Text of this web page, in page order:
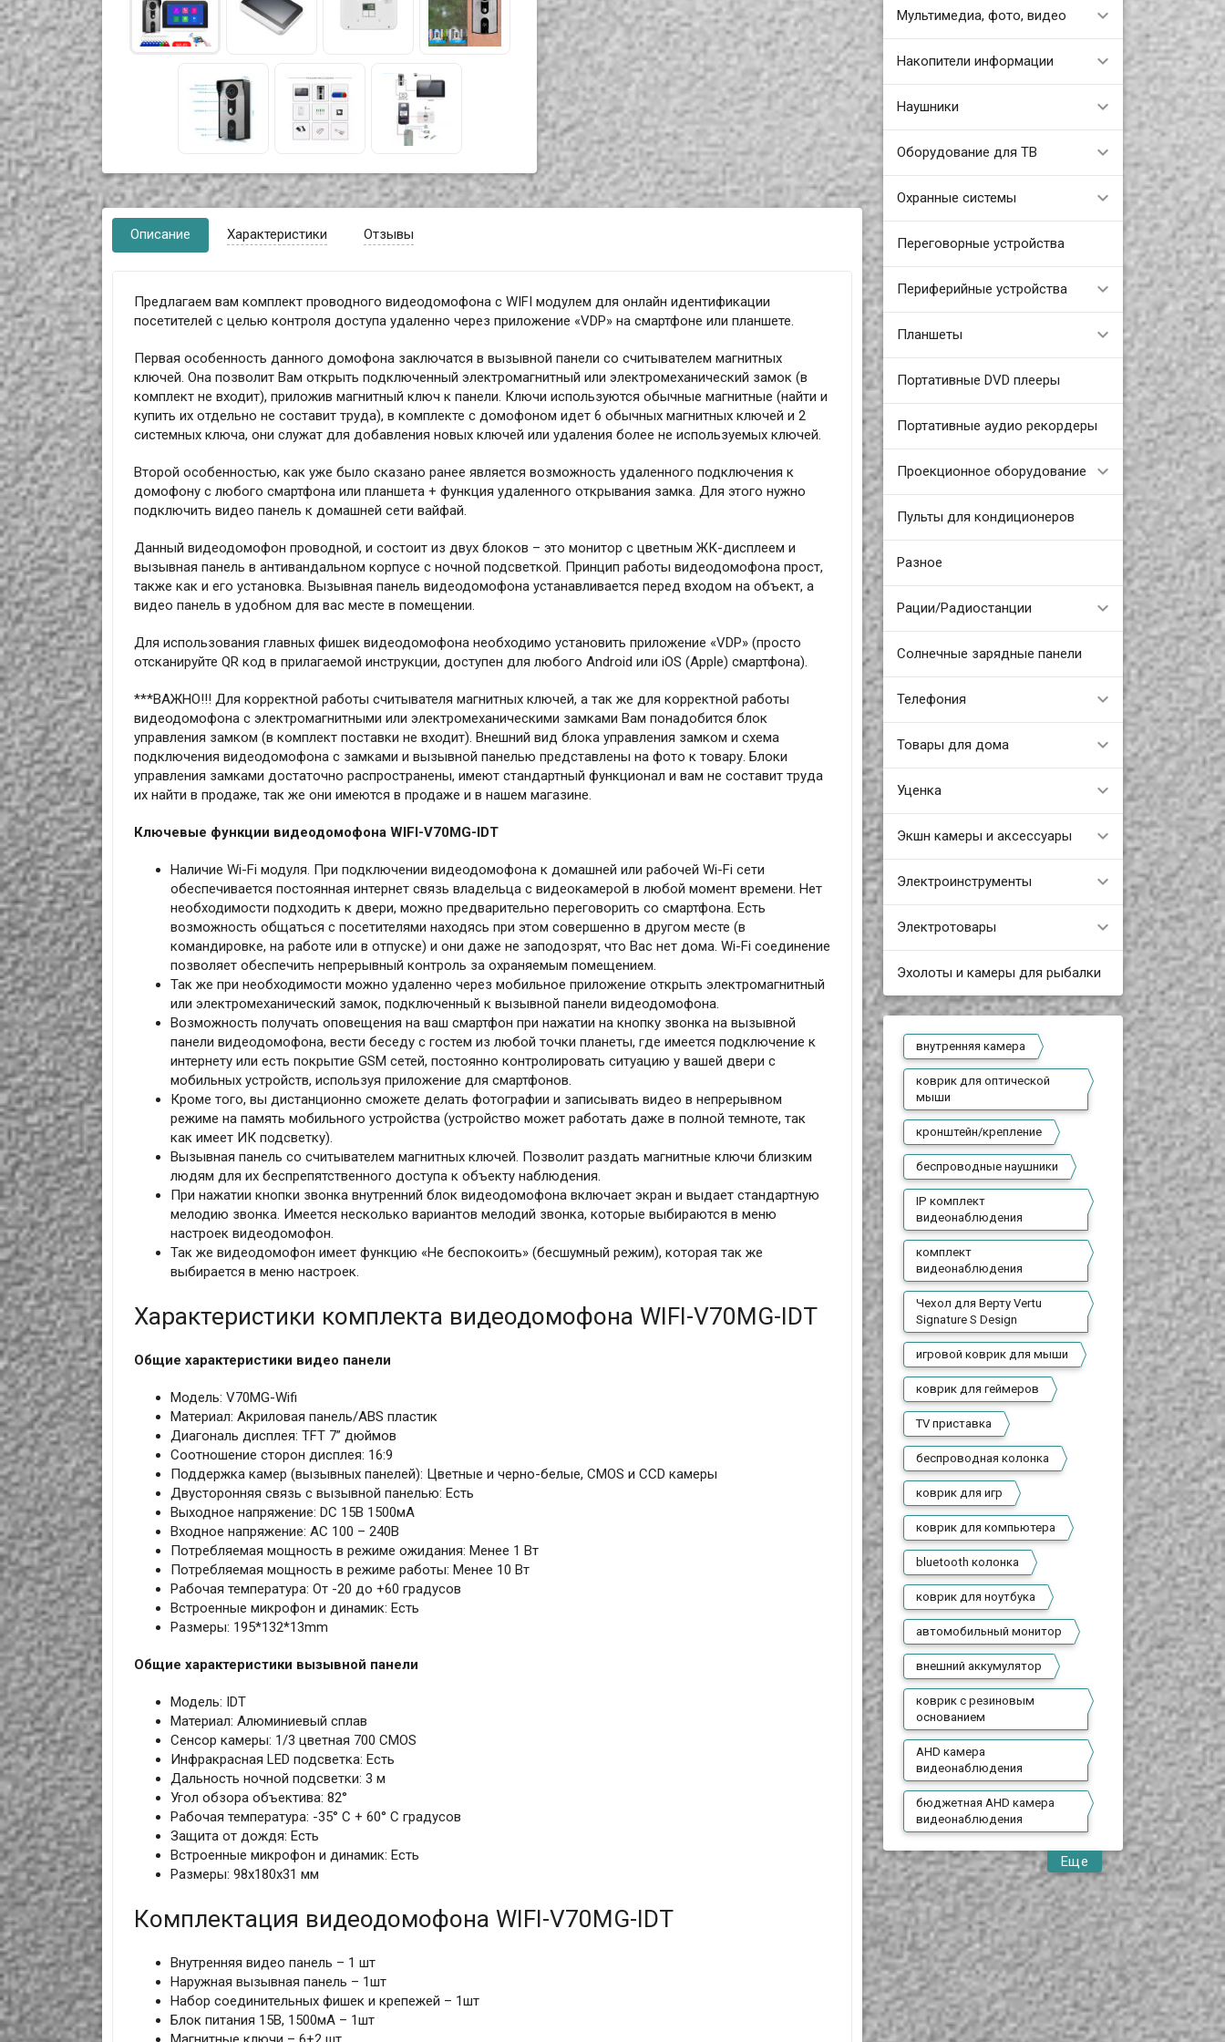
Мультимедиа, фото, видео
Накопители информации
Наушники
Оборудование для ТВ
Охранные системы
Переговорные устройства
Периферийные устройства
Планшеты
Портативные DVD плееры
Портативные аудио рекордеры
Проекционное оборудование
Пульты для кондиционеров
Разное
Рации/Радиостанции
Солнечные зарядные панели
Телефония
Товары для дома
Уценка
Экшн камеры и аксессуары
Электроинструменты
Электротовары
Эхолоты и камеры для рыбалки
внутренняя камера
коврик для оптической
мыши
кронштейн/крепление
беспроводные наушники
IP комплект
видеонаблюдения
комплект
видеонаблюдения
Чехол для Верту Vertu
Signature S Design
игровой коврик для мыши
коврик для геймеров
TV приставка
беспроводная колонка
коврик для игр
коврик для компьютера
bluetooth колонка
коврик для ноутбука
автомобильный монитор
внешний аккумулятор
коврик с резиновым
основанием
AHD камера
видеонаблюдения
бюджетная AHD камера
видеонаблюдения
Еще
Описание Характеристики Отзывы
Предлагаем вам комплект проводного видеодомофона с WIFI модулем для онлайн идентификации
посетителей с целью контроля доступа удаленно через приложение «VDP» на смартфоне или планшете.
Первая особенность данного домофона заключатся в вызывной панели со считывателем магнитных
ключей. Она позволит Вам открыть подключенный электромагнитный или электромеханический замок (в
комплект не входит), приложив магнитный ключ к панели. Ключи используются обычные магнитные (найти и
купить их отдельно не составит труда), в комплекте с домофоном идет 6 обычных магнитных ключей и 2
системных ключа, они служат для добавления новых ключей или удаления более не используемых ключей.
Второй особенностью, как уже было сказано ранее является возможность удаленного подключения к
домофону с любого смартфона или планшета + функция удаленного открывания замка. Для этого нужно
подключить видео панель к домашней сети вайфай.
Данный видеодомофон проводной, и состоит из двух блоков – это монитор с цветным ЖК-дисплеем и
вызывная панель в антивандальном корпусе с ночной подсветкой. Принцип работы видеодомофона прост,
также как и его установка. Вызывная панель видеодомофона устанавливается перед входом на объект, а
видео панель в удобном для вас месте в помещении.
Для использования главных фишек видеодомофона необходимо установить приложение «VDP» (просто
отсканируйте QR код в прилагаемой инструкции, доступен для любого Android или iOS (Apple) смартфона).
***ВАЖНО!!! Для корректной работы считывателя магнитных ключей, а так же для корректной работы
видеодомофона с электромагнитными или электромеханическими замками Вам понадобится блок
управления замком (в комплект поставки не входит). Внешний вид блока управления замком и схема
подключения видеодомофона с замками и вызывной панелью представлены на фото к товару. Блоки
управления замками достаточно распространены, имеют стандартный функционал и вам не составит труда
их найти в продаже, так же они имеются в продаже и в нашем магазине.
Ключевые функции видеодомофона WIFI-V70MG-IDT
Наличие Wi-Fi модуля. При подключении видеодомофона к домашней или рабочей Wi-Fi сети
обеспечивается постоянная интернет связь владельца с видеокамерой в любой момент времени. Нет
необходимости подходить к двери, можно предварительно переговорить со смартфона. Есть
возможность общаться с посетителями находясь при этом совершенно в другом месте (в
командировке, на работе или в отпуске) и они даже не заподозрят, что Вас нет дома. Wi-Fi соединение
позволяет обеспечить непрерывный контроль за охраняемым помещением.
Так же при необходимости можно удаленно через мобильное приложение открыть электромагнитный
или электромеханический замок, подключенный к вызывной панели видеодомофона.
Возможность получать оповещения на ваш смартфон при нажатии на кнопку звонка на вызывной
панели видеодомофона, вести беседу с гостем из любой точки планеты, где имеется подключение к
интернету или есть покрытие GSM сетей, постоянно контролировать ситуацию у вашей двери с
мобильных устройств, используя приложение для смартфонов.
Кроме того, вы дистанционно сможете делать фотографии и записывать видео в непрерывном
режиме на память мобильного устройства (устройство может работать даже в полной темноте, так
как имеет ИК подсветку).
Вызывная панель со считывателем магнитных ключей. Позволит раздать магнитные ключи близким
людям для их беспрепятственного доступа к объекту наблюдения.
При нажатии кнопки звонка внутренний блок видеодомофона включает экран и выдает стандартную
мелодию звонка. Имеется несколько вариантов мелодий звонка, которые выбираются в меню
настроек видеодомофон.
Так же видеодомофон имеет функцию «Не беспокоить» (бесшумный режим), которая так же
выбирается в меню настроек.
Характеристики комплекта видеодомофона WIFI-V70MG-IDT
Общие характеристики видео панели
Модель: V70MG-Wifi
Материал: Акриловая панель/ABS пластик
Диагональ дисплея: TFT 7” дюймов
Соотношение сторон дисплея: 16:9
Поддержка камер (вызывных панелей): Цветные и черно-белые, CMOS и CCD камеры
Двусторонняя связь с вызывной панелью: Есть
Выходное напряжение: DC 15В 1500мА
Входное напряжение: АС 100 – 240В
Потребляемая мощность в режиме ожидания: Менее 1 Вт
Потребляемая мощность в режиме работы: Менее 10 Вт
Рабочая температура: От -20 до +60 градусов
Встроенные микрофон и динамик: Есть
Размеры: 195*132*13mm
Общие характеристики вызывной панели
Модель: IDT
Материал: Алюминиевый сплав
Сенсор камеры: 1/3 цветная 700 CMOS
Инфракрасная LED подсветка: Есть
Дальность ночной подсветки: 3 м
Угол обзора объектива: 82°
Рабочая температура: -35° C + 60° C градусов
Защита от дождя: Есть
Встроенные микрофон и динамик: Есть
Размеры: 98x180x31 мм
Комплектация видеодомофона WIFI-V70MG-IDT
Внутренняя видео панель – 1 шт
Наружная вызывная панель – 1шт
Набор соединительных фишек и крепежей – 1шт
Блок питания 15В, 1500мА – 1шт